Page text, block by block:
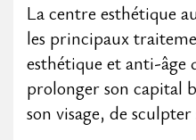
La centre esthétique
les principaux
esthétique et anti-
prolonger son capital
son visage, de